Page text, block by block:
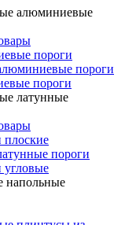
алюминиевые
пороги
пороги
пороги
латунные
плоские
пороги
угловые
напольные